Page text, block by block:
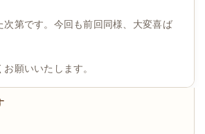
次第です。今回も前回同様、大変喜ば
願いいたします。